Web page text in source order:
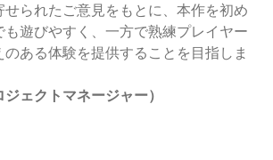
せられたご意見をもとに、本作を初め
も遊びやすく、一方で熟練プレイヤー
ある体験を提供することを目指しま
ェクトマネージャー）